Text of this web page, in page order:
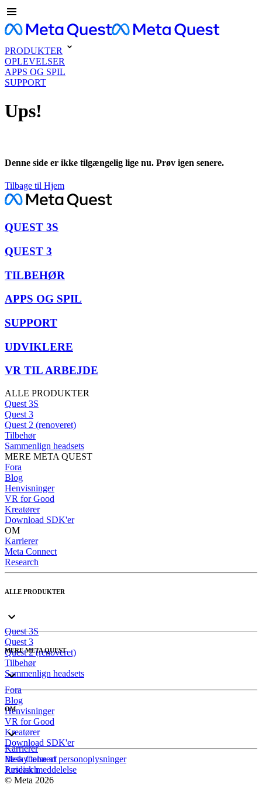
PRODUKTER
OPLEVELSER
APPS OG SPIL
SUPPORT
Ups!
Denne side er ikke tilgængelig lige nu. Prøv igen senere.
Tilbage til Hjem
QUEST 3S
QUEST 3
TILBEHØR
APPS OG SPIL
SUPPORT
UDVIKLERE
VR TIL ARBEJDE
ALLE PRODUKTER
Quest 3S
Quest 3
Quest 2 (renoveret)
Tilbehør
Sammenlign headsets
MERE META QUEST
Fora
Blog
Henvisninger
VR for Good
Kreatører
Download SDK'er
OM
Karrierer
Meta Connect
Research
ALLE PRODUKTER
Quest 3S
Quest 3
Quest 2 (renoveret)
Tilbehør
Sammenlign headsets
MERE META QUEST
Fora
Blog
Henvisninger
VR for Good
Kreatører
Download SDK'er
OM
Karrierer
Meta Connect
Research
Beskyttelse af personoplysninger
Juridisk meddelelse
© Meta 2026